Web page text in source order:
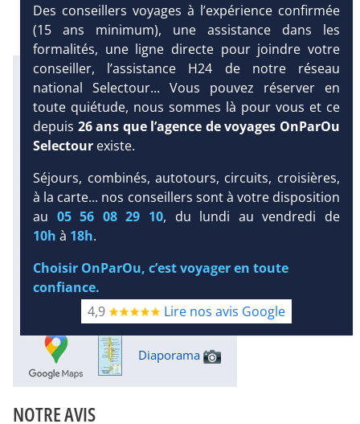
DEMANDE
Infos météo :
29 °C
160 mm
29 °C
Infos plages :
Dist.
Distance:
Long.
Longueur
360 m
Esp.
18 m
Équipement :
30
Tx :17 % Tx :9 %
Snorkeling :
Plongée sous-marine :
Détails
Excursions :
Diaporama
NOTRE AVIS
Des conseillers voyages à l’expérience confirmée
(15 ans minimum), une assistance dans les
formalités, une ligne directe pour joindre votre
conseiller, l’assistance H24 de notre réseau
national Selectour... Vous pouvez réserver en
toute quiétude, nous sommes là pour vous et ce
depuis 26 ans que l’agence de voyages OnParOu
Selectour existe.
Séjours, combinés, autotours, circuits, croisières,
à la carte... nos conseillers sont à votre disposition
au 05 56 08 29 10, du lundi au vendredi de
10h à 18h.
Choisir OnParOu, c’est voyager en toute
confiance.
4,9
Lire nos avis Google